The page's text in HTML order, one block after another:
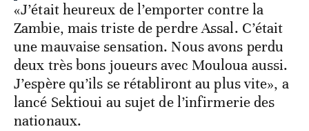
«J’était heureux de l’emporter contre la
Zambie, mais triste de perdre Assal. C’était
une mauvaise sensation. Nous avons perdu
deux très bons joueurs avec Mouloua aussi.
J’espère qu’ils se rétabliront au plus vite», a
lancé Sektioui au sujet de l’infirmerie des
nationaux.